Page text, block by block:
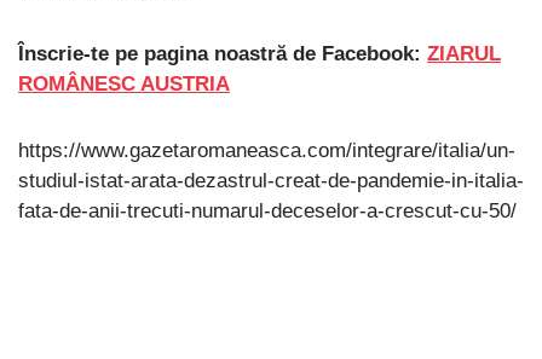
Înscrie-te pe pagina noastră de Facebook: ZIARUL
ROMÂNESC AUSTRIA
https://www.gazetaromaneasca.com/integrare/italia/un-
studiul-istat-arata-dezastrul-creat-de-pandemie-in-italia-
fata-de-anii-trecuti-numarul-deceselor-a-crescut-cu-50/